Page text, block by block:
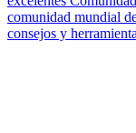
comunidad mundial
consejos y